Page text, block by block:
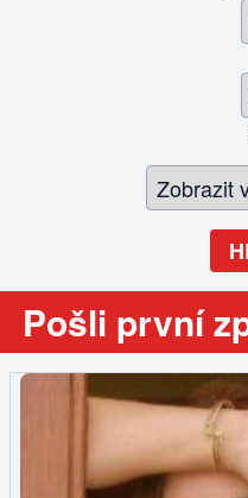
Pošli první